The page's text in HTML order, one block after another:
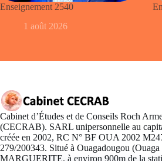
Enseignement 2540
1 août 2026
Cabinet d’Études et de Conseils Roch
(CECRAB). SARL unipersonnelle au
créée en 2002, RC N° BF OUA 2002
279/200343. Situé à Ouagadougou
MARGUERITE, à environ 900m de la